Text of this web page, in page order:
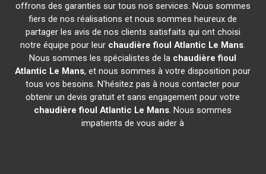
offrons des garanties sur tous nos services. Nous sommes
fiers de nos réalisations et nous sommes heureux de
partager les avis de nos clients satisfaits qui ont choisi
notre équipe pour leur chaudière fioul Atlantic Le Mans.
Nous sommes les spécialistes de la chaudière fioul
Atlantic Le Mans, et nous sommes à votre disposition pour
tous vos besoins. N'hésitez pas à nous contacter pour
obtenir un devis gratuit et sans engagement pour votre
chaudière fioul Atlantic Le Mans. Nous sommes
impatients de vous aider à